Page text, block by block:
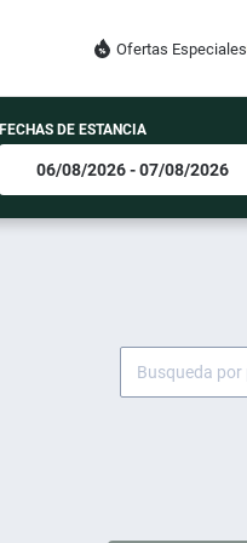
Ofertas Especiales
FECHAS DE ESTANCIA